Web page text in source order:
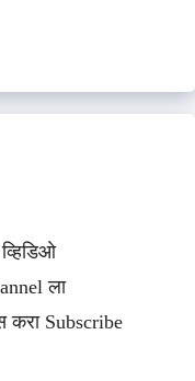
ला
करा Subscribe